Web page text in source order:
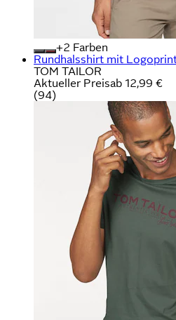
+
Farben
Rundhalsshirt mit
TOM TAILOR
Aktueller Preisab 12,99 €
(94)